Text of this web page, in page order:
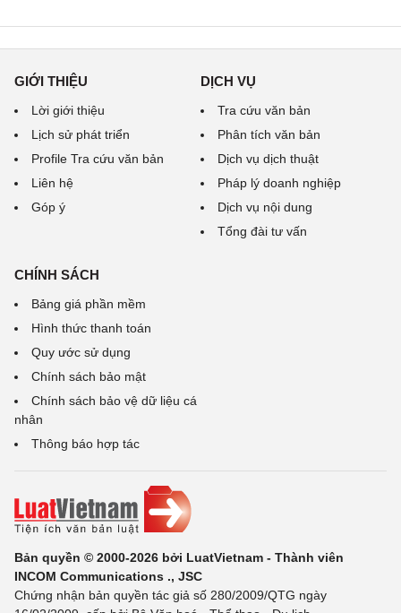
GIỚI THIỆU
Lời giới thiệu
Lịch sử phát triển
Profile Tra cứu văn bản
Liên hệ
Góp ý
DỊCH VỤ
Tra cứu văn bản
Phân tích văn bản
Dịch vụ dịch thuật
Pháp lý doanh nghiệp
Dịch vụ nội dung
Tổng đài tư vấn
CHÍNH SÁCH
Bảng giá phần mềm
Hình thức thanh toán
Quy ước sử dụng
Chính sách bảo mật
Chính sách bảo vệ dữ liệu cá
nhân
Thông báo hợp tác
Bản quyền © 2000-2026 bởi LuatVietnam - Thành viên
INCOM Communications ., JSC
Chứng nhận bản quyền tác giả số 280/2009/QTG ngày